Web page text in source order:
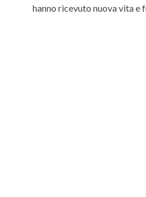
hanno ricevuto nuova vita e